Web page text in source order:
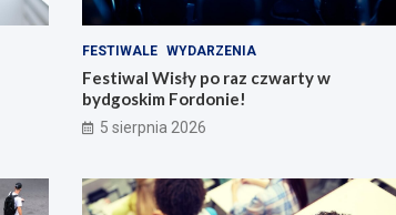
FESTIWALE WYDARZENIA
Festiwal Wisły po raz czwarty w
bydgoskim Fordonie!
5 sierpnia 2026